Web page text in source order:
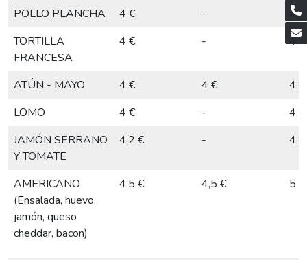
POLLO PLANCHA
4 € -
TORTILLA
FRANCESA
4 € -
ATÚN - MAYO 4 € 4 €
LOMO
4 € -
JAMÓN SERRANO
Y TOMATE
4,2 € -
AMERICANO
(Ensalada, huevo,
jamón, queso
cheddar, bacon)
4,5 € 4,5 € 5 €